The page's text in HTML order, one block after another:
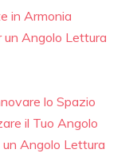
in Armonia
un Angolo Lettura
lo Spazio
il Tuo Angolo
un Angolo Lettura